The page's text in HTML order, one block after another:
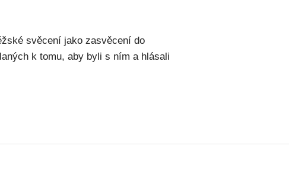
svěcení jako zasvěcení do
k tomu, aby byli s ním a hlásali